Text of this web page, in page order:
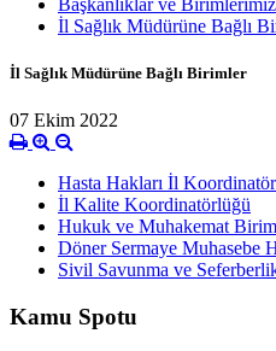
İl Sağlık Müdürüne Bağlı
İl Sağlık Müdürüne Bağlı Birimler
07 Ekim 2022
Hasta Hakları İl
İl Kalite Koordinatörlüğü
Hukuk ve Muhakemat
Döner Sermaye Muhasebe
Sivil Savunma ve
Kamu Spotu